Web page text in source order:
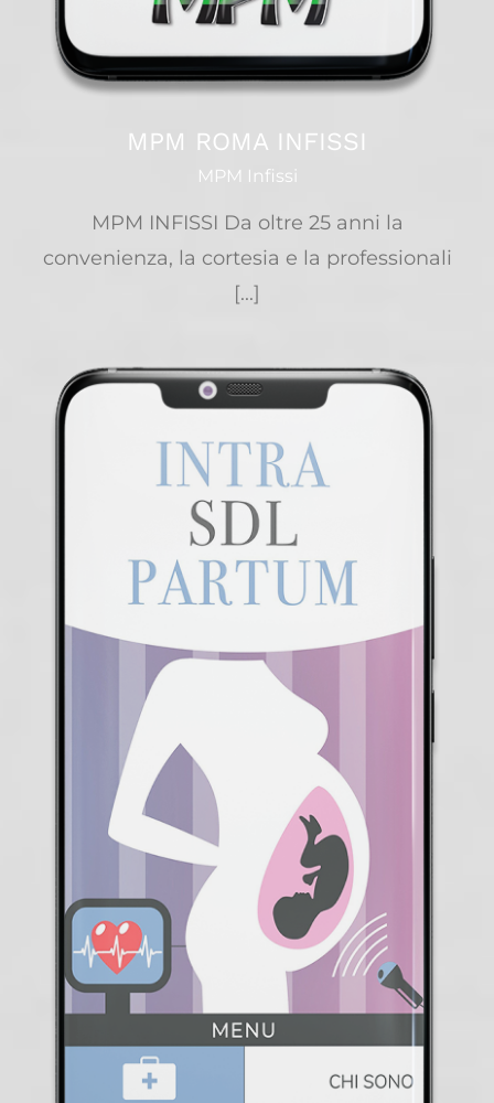
MPM ROMA INFISSI
MPM ROMA INFISSI
MPM Infissi
MPM INFISSI Da oltre 25 anni la
convenienza, la cortesia e la professionali
[...]